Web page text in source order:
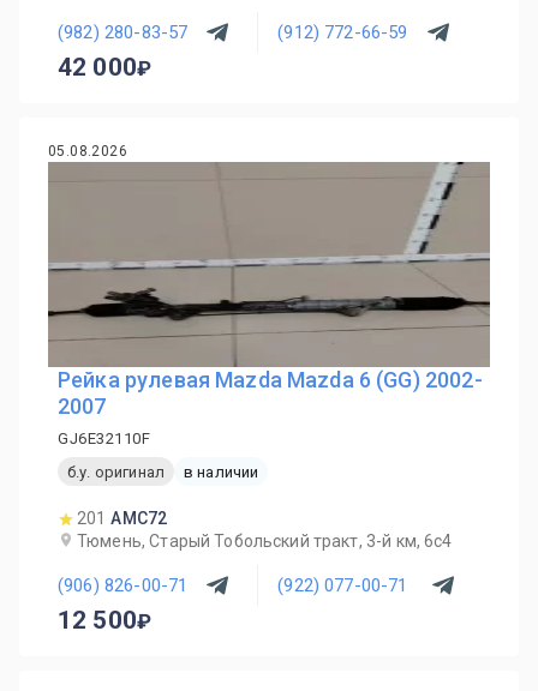
(982) 280-83-57 (912) 772-66-59
42 000
05.08.2026
Рейка рулевая Mazda Mazda 6 (GG) 2002-
2007
GJ6E32110F
б.у. оригинал
в наличии
201 AMC72
Тюмень, Старый Тобольский тракт, 3-й км, 6с4
(906) 826-00-71 (922) 077-00-71
12 500